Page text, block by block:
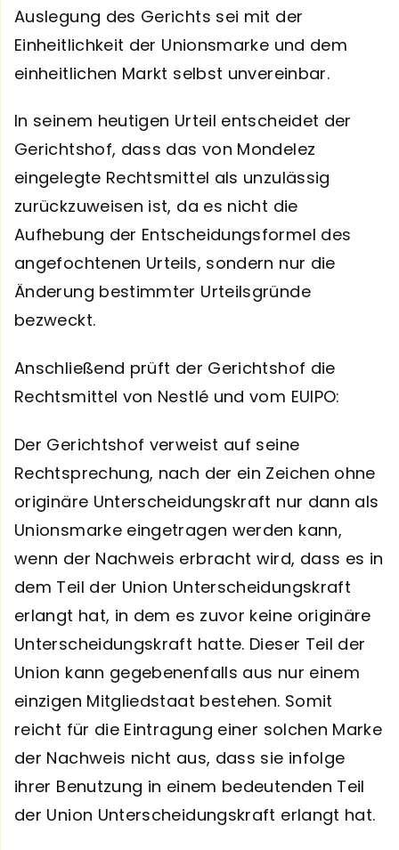
Auslegung des Gerichts sei mit der
Einheitlichkeit der Unionsmarke und dem
einheitlichen Markt selbst unvereinbar.
In seinem heutigen Urteil entscheidet der
Gerichtshof, dass das von Mondelez
eingelegte Rechtsmittel als unzulässig
zurückzuweisen ist, da es nicht die
Aufhebung der Entscheidungsformel des
angefochtenen Urteils, sondern nur die
Änderung bestimmter Urteilsgründe
bezweckt.
Anschließend prüft der Gerichtshof die
Rechtsmittel von Nestlé und vom EUIPO:
Der Gerichtshof verweist auf seine
Rechtsprechung, nach der ein Zeichen ohne
originäre Unterscheidungskraft nur dann als
Unionsmarke eingetragen werden kann,
wenn der Nachweis erbracht wird, dass es in
dem Teil der Union Unterscheidungskraft
erlangt hat, in dem es zuvor keine originäre
Unterscheidungskraft hatte. Dieser Teil der
Union kann gegebenenfalls aus nur einem
einzigen Mitgliedstaat bestehen. Somit
reicht für die Eintragung einer solchen Marke
der Nachweis nicht aus, dass sie infolge
ihrer Benutzung in einem bedeutenden Teil
der Union Unterscheidungskraft erlangt hat.